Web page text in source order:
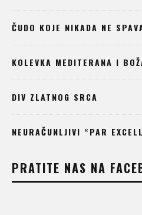
ČUDO KOJE NIKADA NE
KOLEVKA MEDITERANA I
DIV ZLATNOG SRCA
NEURAČUNLJIVI “PAR
PRATITE NAS NA